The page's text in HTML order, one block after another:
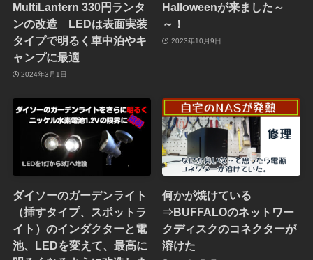
MultiLantern 330円ランタ
ンの改造 LEDは表面実装
タイプで明るく車中泊やキ
ャンプに最適
2024年3月1日
Halloweenが来ました～
～！
2023年10月9日
ダイソーのガーデンライト
（挿すタイプ、スポットラ
イト）のインダクターと電
池、LEDを変えて、最高に
何かが焼けている
⇒BUFFALOのネットワー
クディスクのコネクターが
溶けた